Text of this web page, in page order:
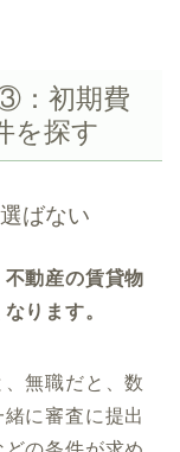
：初期費
を探す
ばない
動産の賃貸物
ります。
無職だと、数
に審査に提出